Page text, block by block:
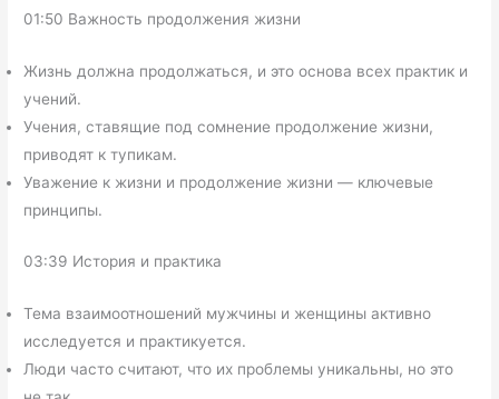
01:50 Важность продолжения жизни
Жизнь должна продолжаться, и это основа всех практик и
учений.
Учения, ставящие под сомнение продолжение жизни,
приводят к тупикам.
Уважение к жизни и продолжение жизни — ключевые
принципы.
03:39 История и практика
Тема взаимоотношений мужчины и женщины активно
исследуется и практикуется.
Люди часто считают, что их проблемы уникальны, но это